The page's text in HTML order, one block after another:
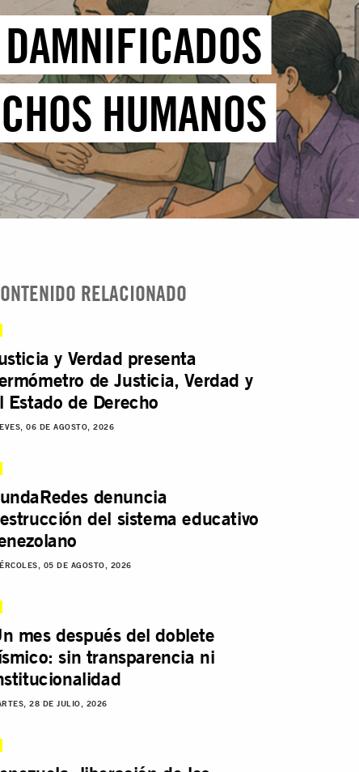
HUMANOS
RELACIONADO
y Verdad presenta
de Justicia, Verdad y
Estado de Derecho
06 DE AGOSTO, 2026
denuncia
del sistema educativo
05 DE AGOSTO, 2026
mes después del doblete
sin transparencia ni
28 DE JULIO, 2026